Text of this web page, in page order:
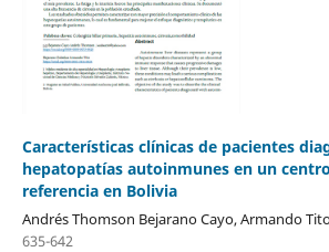
Características clínicas de pacientes
hepatopatías autoinmunes en un
referencia en Bolivia
Andrés Thomson Bejarano Cayo, Armando
635-642